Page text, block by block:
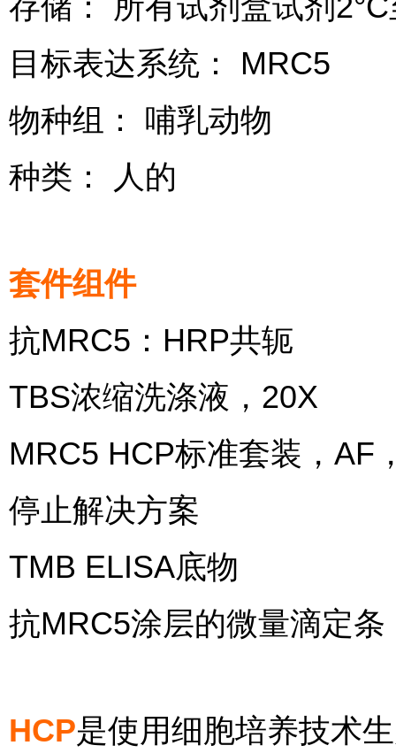
目标表达系统： MRC5
物种组： 哺乳动物
种类： 人的
套件组件
抗MRC5：HRP共轭
TBS浓缩洗涤液，20X
MRC5 HCP标准套装，AF
停止解决方案
TMB ELISA底物
抗MRC5涂层的微量滴定条
HCP是使用细胞培养技术